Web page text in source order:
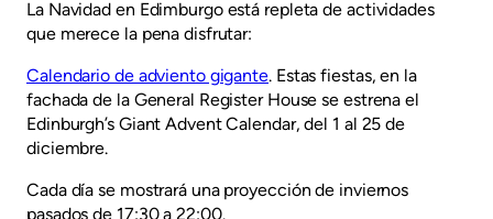
La Navidad en Edimburgo está repleta de actividades
que merece la pena disfrutar:
Calendario de adviento gigante. Estas fiestas, en la
fachada de la General Register House se estrena el
Edinburgh’s Giant Advent Calendar, del 1 al 25 de
diciembre.
Cada día se mostrará una proyección de inviernos
pasados de 17:30 a 22:00.